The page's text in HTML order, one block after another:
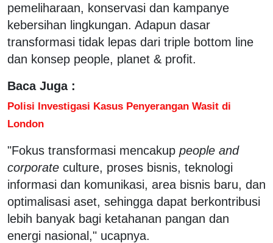
pemeliharaan, konservasi dan kampanye
kebersihan lingkungan. Adapun dasar
transformasi tidak lepas dari triple bottom line
dan konsep people, planet & profit.
Baca Juga :
Polisi Investigasi Kasus Penyerangan Wasit di
London
"Fokus transformasi mencakup people and
corporate culture, proses bisnis, teknologi
informasi dan komunikasi, area bisnis baru, dan
optimalisasi aset, sehingga dapat berkontribusi
lebih banyak bagi ketahanan pangan dan
energi nasional," ucapnya.